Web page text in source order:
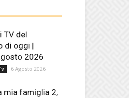
TV del
di oggi |
2026
6 Agosto 2026
mia famiglia 2,